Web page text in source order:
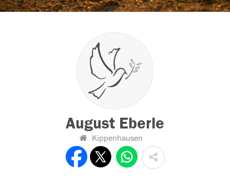
August Eberle
Kippenhausen